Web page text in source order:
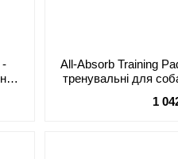
-
All-Absorb Training
тренувальні для
1